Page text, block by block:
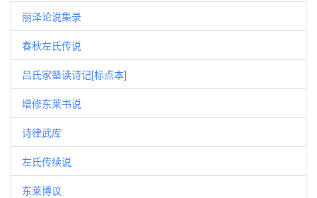
丽泽论说集录
春秋左氏传说
吕氏家塾读诗记[标点本]
增修东莱书说
诗律武库
左氏传续说
东莱博议